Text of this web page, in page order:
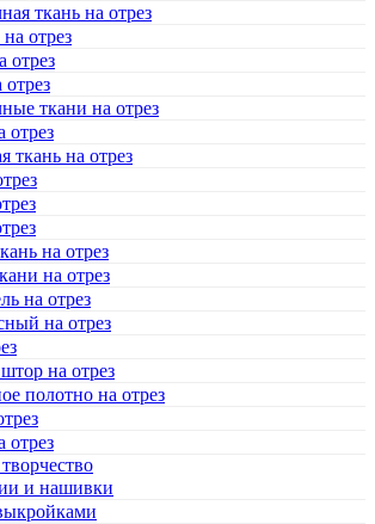
ткань на отрез
отрез
отрез
ткани на отрез
отрез
ткань на отрез
на отрез
на отрез
на отрез
на отрез
на отрез
полотно на отрез
отрез
и нашивки